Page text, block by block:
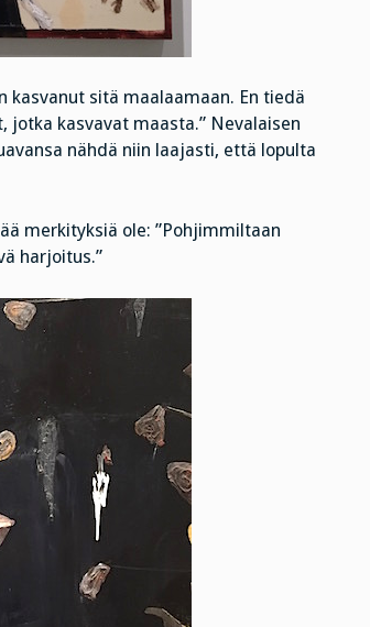
kasvanut sitä maalaamaan. En tiedä
jotka kasvavat maasta.” Nevalaisen
nähdä niin laajasti, että lopulta
merkityksiä ole: ”Pohjimmiltaan
harjoitus.”